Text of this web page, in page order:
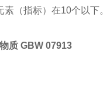
（指标）在10个以下。
质 GBW 07913